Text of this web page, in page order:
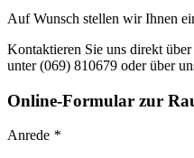
Auf Wunsch stellen wir Ihnen
Kontaktieren Sie uns direkt
unter (069) 810679 oder über
Online-Formular zur
Anrede *